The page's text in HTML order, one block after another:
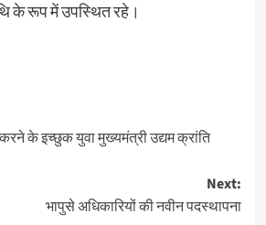
के रूप में उपस्थित रहे।
के इच्छुक युवा मुख्यमंत्री उद्यम क्रांति
Next:
भापुसे अधिकारियों की नवीन पदस्थापना